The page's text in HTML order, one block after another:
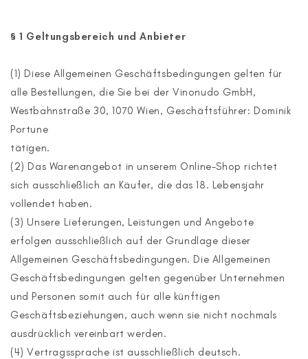
§ 1 Geltungsbereich und Anbieter
(1) Diese Allgemeinen Geschäftsbedingungen gelten für
alle Bestellungen, die Sie bei der Vinonudo GmbH,
Westbahnstraße 30, 1070 Wien, Geschäftsführer: Dominik
Portune
tätigen.
(2) Das Warenangebot in unserem Online-Shop richtet
sich ausschließlich an Käufer, die das 18. Lebensjahr
vollendet haben.
(3) Unsere Lieferungen, Leistungen und Angebote
erfolgen ausschließlich auf der Grundlage dieser
Allgemeinen Geschäftsbedingungen. Die Allgemeinen
Geschäftsbedingungen gelten gegenüber Unternehmen
und Personen somit auch für alle künftigen
Geschäftsbeziehungen, auch wenn sie nicht nochmals
ausdrücklich vereinbart werden.
(4) Vertragssprache ist ausschließlich deutsch.